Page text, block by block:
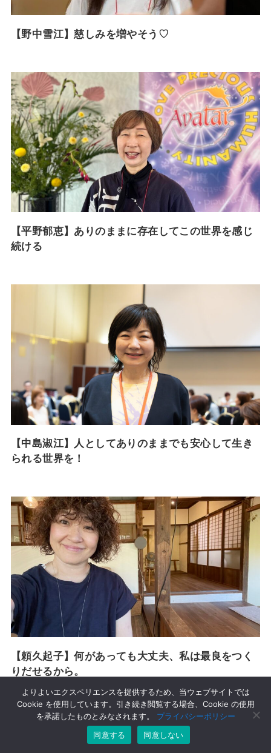
【野中雪江】慈しみを増やそう♡
【平野郁恵】ありのままに存在してこの世界を感じ
続ける
【中島淑江】人としてありのままでも安心して生き
られる世界を！
【頼久起子】何があっても大丈夫、私は最良をつく
りだせるから。
よりよいエクスペリエンスを提供するため、当ウェブサイトでは
Cookie を使用しています。引き続き閲覧する場合、Cookie の使用
を承諾したものとみなされます。 プライバシーポリシー
同意する
同意しない